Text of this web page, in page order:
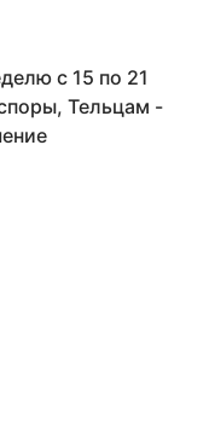
с 15 по 21
Тельцам -